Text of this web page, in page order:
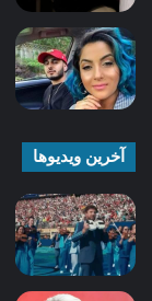
آخرین ویدیوها